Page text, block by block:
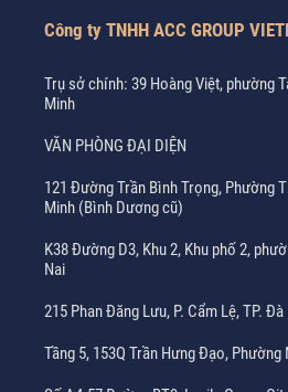
Công ty TNHH ACC GROUP
Trụ sở chính: 39 Hoàng Việt, phường
Minh
VĂN PHÒNG ĐẠI DIỆN
121 Đường Trần Bình Trọng, Phường
Minh (Bình Dương cũ)
K38 Đường D3, Khu 2, Khu phố 2,
Nai
215 Phan Đăng Lưu, P. Cẩm Lệ, TP.
Tầng 5, 153Q Trần Hưng Đạo, Phường